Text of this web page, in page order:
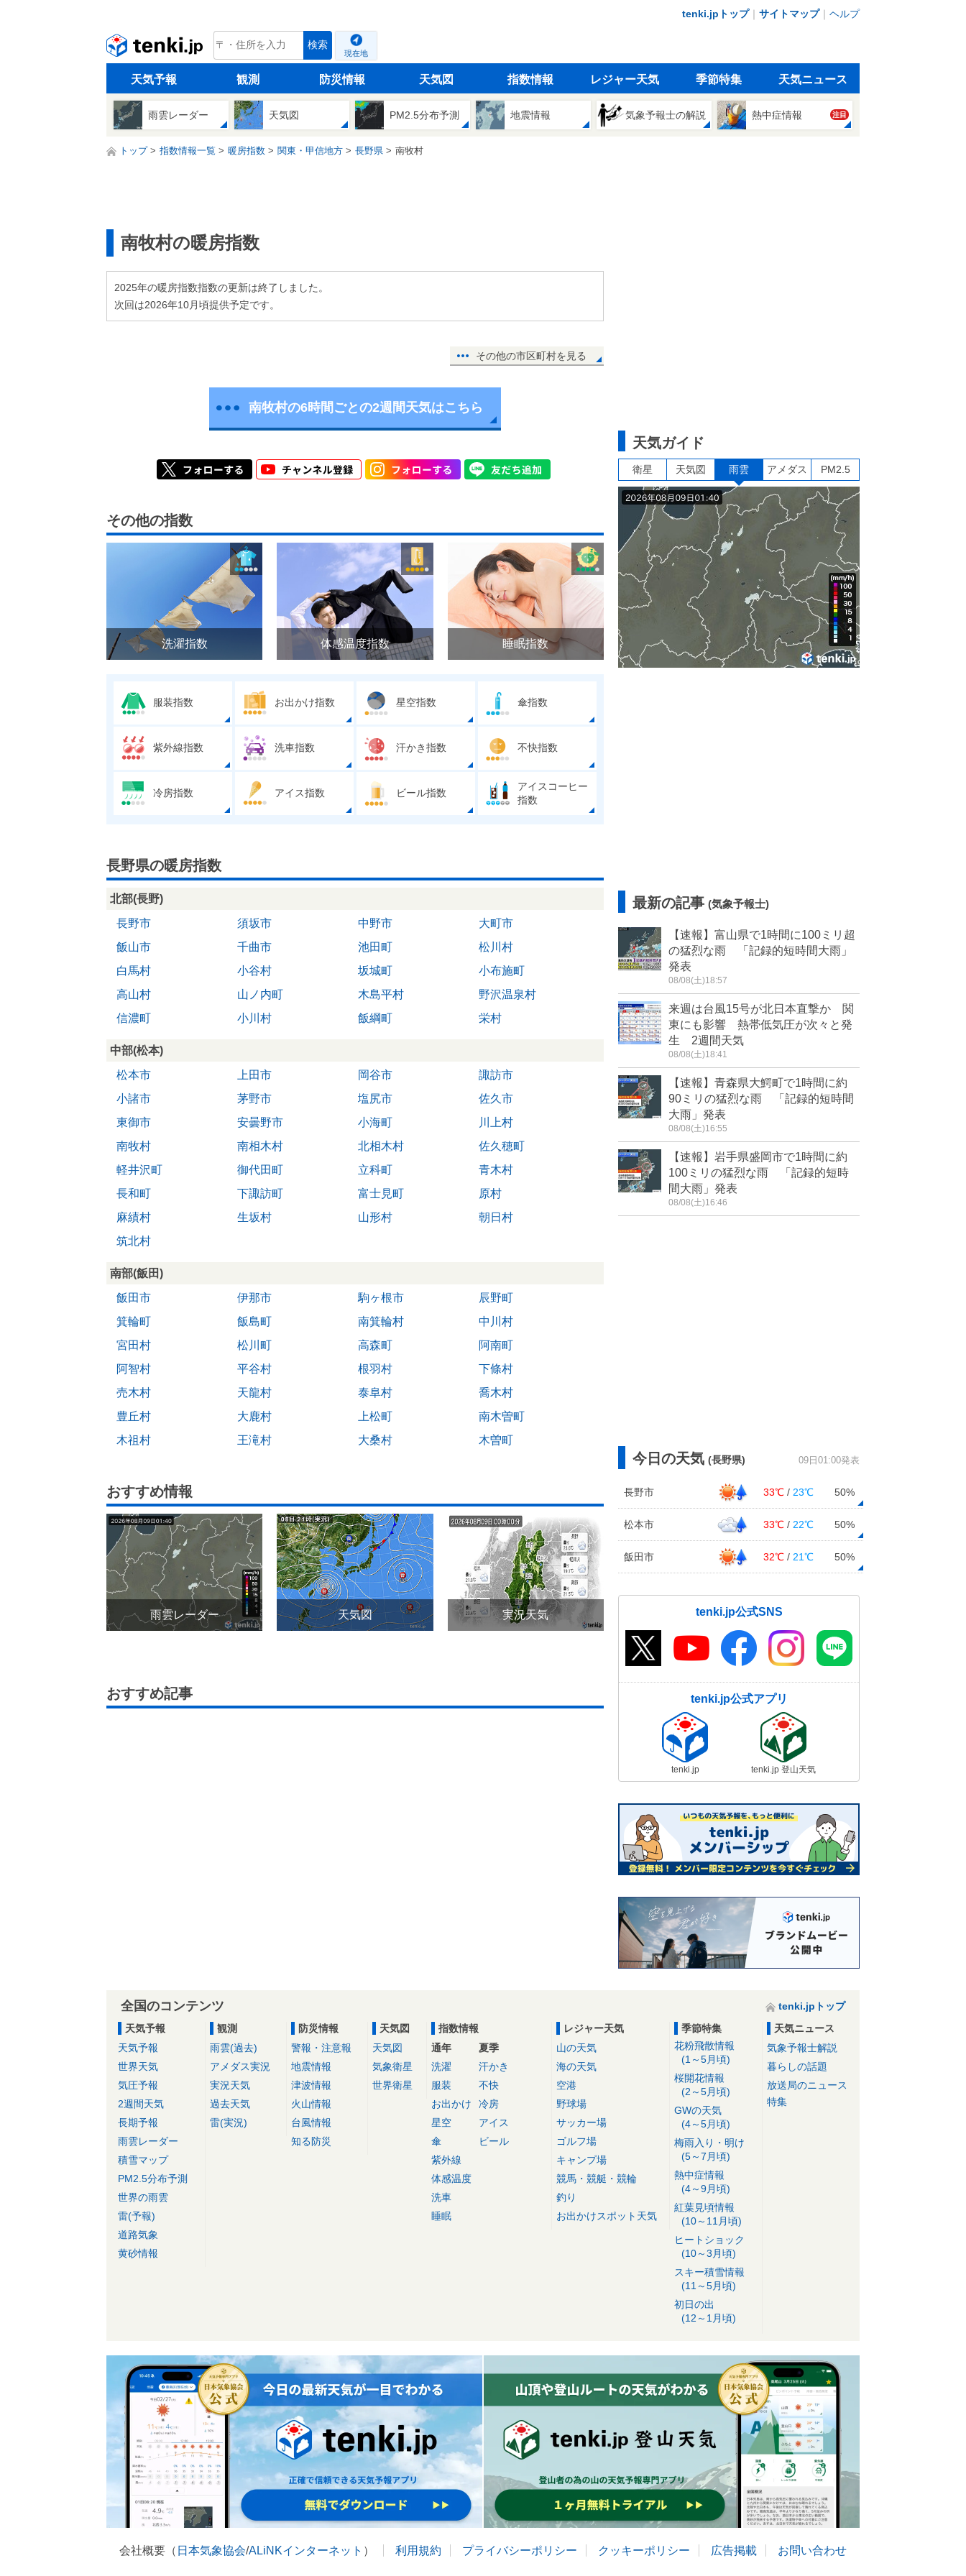
tenki.jpトップ｜ サイトマップ｜ ヘルプ
tenki.jp 検索
現在地
天気予報 観測 防災情報 天気図 指数情報 レジャー天気 季節特集 天気ニュース
雨雲レーダー 天気図 PM2.5分布予測 地震情報 気象予報士の解説 熱中症情報 注目
トップ 指数情報一覧 暖房指数 関東・甲信地方 長野県 南牧村
南牧村の暖房指数
2025年の暖房指数指数の更新は終了しました。
次回は2026年10月頃提供予定です。
その他の市区町村を見る
南牧村の6時間ごとの2週間天気はこちら
その他の指数
洗濯指数 体感温度指数 睡眠指数
服装指数 お出かけ指数 星空指数 傘指数
紫外線指数 洗車指数 汗かき指数 不快指数
冷房指数 アイス指数 ビール指数
アイスコーヒー
指数
長野県の暖房指数
北部(長野)
長野市
須坂市 中野市
大町市
飯山市
千曲市 池田町
松川村
白馬村
小谷村 坂城町
小布施町
高山村
山ノ内町 木島平村
野沢温泉村
信濃町
小川村 飯綱町 栄村
中部(松本)
松本市
上田市 岡谷市
諏訪市
小諸市
茅野市 塩尻市
佐久市
東御市
安曇野市 小海町
川上村
南牧村
南相木村 北相木村
佐久穂町
軽井沢町
御代田町 立科町
青木村
長和町
下諏訪町 富士見町
原村
麻績村
生坂村 山形村
朝日村
筑北村
南部(飯田)
飯田市
伊那市 駒ヶ根市
辰野町
箕輪町
飯島町 南箕輪村
中川村
宮田村
松川町 高森町
阿南町
阿智村
平谷村 根羽村
下條村
売木村
天龍村 泰阜村
喬木村
豊丘村
大鹿村 上松町
南木曽町
木祖村
王滝村 大桑村 木曽町
おすすめ情報
雨雲レーダー 天気図 実況天気
おすすめ記事
天気ガイド
衛星 天気図 雨雲 アメダス PM2.5
最新の記事 (気象予報士)
【速報】富山県で1時間に100ミリ超
の猛烈な雨 「記録的短時間大雨」
発表
08/08(土)18:57
来週は台風15号が北日本直撃か 関
東にも影響 熱帯低気圧が次々と発
生 2週間天気
08/08(土)18:41
【速報】青森県大鰐町で1時間に約
90ミリの猛烈な雨 「記録的短時間
大雨」発表
08/08(土)16:55
【速報】岩手県盛岡市で1時間に約
100ミリの猛烈な雨 「記録的短時
間大雨」発表
08/08(土)16:46
今日の天気 (長野県) 09日01:00発表
長野市 33℃ / 23℃ 50%
松本市 33℃ / 22℃ 50%
飯田市 32℃ / 21℃ 50%
tenki.jp公式SNS
tenki.jp公式アプリ
tenki.jp tenki.jp 登山天気
全国のコンテンツ
tenki.jpトップ
天気予報
天気予報
世界天気
気圧予報
2週間天気
長期予報
雨雲レーダー
積雪マップ
PM2.5分布予測
世界の雨雲
雷(予報)
道路気象
黄砂情報
観測
雨雲(過去)
アメダス実況
実況天気
過去天気
雷(実況)
防災情報
警報・注意報
地震情報
津波情報
火山情報
台風情報
知る防災
天気図
天気図
気象衛星
世界衛星
指数情報
通年
洗濯
服装
お出かけ
星空
傘
紫外線
体感温度
洗車
睡眠
夏季
汗かき
不快
冷房
アイス
ビール
レジャー天気
山の天気
海の天気
空港
野球場
サッカー場
ゴルフ場
キャンプ場
競馬・競艇・競輪
釣り
お出かけスポット天気
季節特集
花粉飛散情報
(1～5月頃)
桜開花情報
(2～5月頃)
GWの天気
(4～5月頃)
梅雨入り・明け
(5～7月頃)
熱中症情報
(4～9月頃)
紅葉見頃情報
(10～11月頃)
ヒートショック
(10～3月頃)
スキー積雪情報
(11～5月頃)
初日の出
(12～1月頃)
天気ニュース
気象予報士解説
暮らしの話題
放送局のニュース
特集
会社概要（ 日本気象協会/ALiNKインターネット ） 利用規約 プライバシーポリシー クッキーポリシー 広告掲載 お問い合わせ